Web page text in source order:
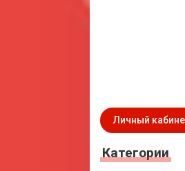
Личный
Категории